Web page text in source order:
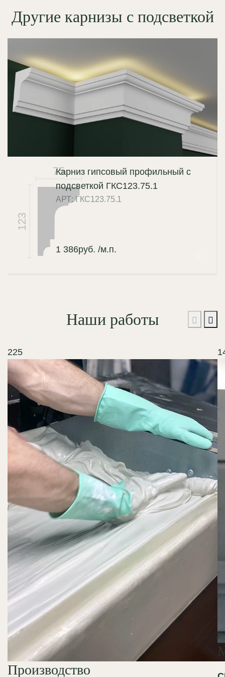
Другие карнизы с подсветкой
75
123
Карниз гипсовый профильный с
подсветкой ГКС123.75.1
АРТ: ГКС123.75.1
1 386руб. /м.п.
Наши работы
225
Производство